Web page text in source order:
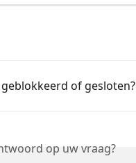
of gesloten?
op uw vraag?